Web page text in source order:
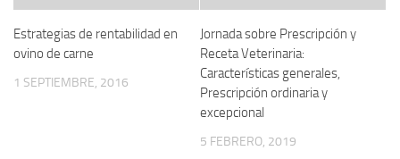
Estrategias de rentabilidad en
ovino de carne
1 SEPTIEMBRE, 2016
Jornada sobre Prescripción y
Receta Veterinaria:
Características generales,
Prescripción ordinaria y
excepcional
5 FEBRERO, 2019